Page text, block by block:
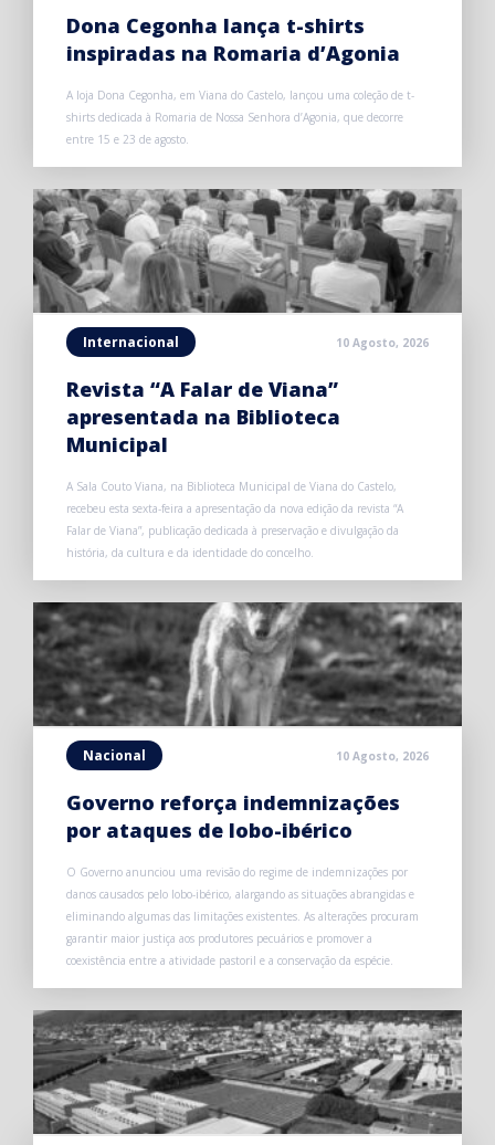
Dona Cegonha lança t-shirts
inspiradas na Romaria d’Agonia
A loja Dona Cegonha, em Viana do Castelo, lançou uma coleção de t-
shirts dedicada à Romaria de Nossa Senhora d’Agonia, que decorre
entre 15 e 23 de agosto.
Internacional 10 Agosto, 2026
Revista “A Falar de Viana”
apresentada na Biblioteca
Municipal
A Sala Couto Viana, na Biblioteca Municipal de Viana do Castelo,
recebeu esta sexta-feira a apresentação da nova edição da revista “A
Falar de Viana”, publicação dedicada à preservação e divulgação da
história, da cultura e da identidade do concelho.
Nacional 10 Agosto, 2026
Governo reforça indemnizações
por ataques de lobo-ibérico
O Governo anunciou uma revisão do regime de indemnizações por
danos causados pelo lobo-ibérico, alargando as situações abrangidas e
eliminando algumas das limitações existentes. As alterações procuram
garantir maior justiça aos produtores pecuários e promover a
coexistência entre a atividade pastoril e a conservação da espécie.